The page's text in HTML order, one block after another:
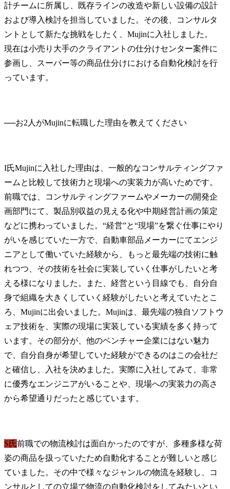
計チームに所属し、既存ラインの改造や新しい設備の設計
および導入検討を担当していました。その後、コンサルタ
ントとして新たな挑戦をしたく、Mujinに入社しました。
現在は小売り大手のクライアントの仕分けセンター案件に
参画し、スーパー等の商品仕分けにおける自動化検討を行
っています。
──
I氏Mujinに入社した理由は、一般的なコンサルティングファ
ームと比較して技術力と現場への実装力が高いためです。
前職では、コンサルティングファームやメーカーの開発企
画部門にて、製品別収益の見える化や中期経営計画の策定
などに携わっていました。“経営”と“現場”を繋ぐ仕事にやり
がいを感じていた一方で、自動車部品メーカーにてエンジ
ニアとして働いていた経験から、もっと最先端の技術に触
れつつ、その技術を社会に実装していく仕事がしたいと考
える様になりました。また、経営という目線でも、自分自
身で組織を大きくしていく経験がしたいと考えていたとこ
ろ、Mujinに出会いました。Mujinは、最先端の独自ソフトウ
ェア技術を、実際の現場に実装している実績を多く持って
います。その部分が、他のベンチャー企業にはない魅力
で、自分自身が希望していた経験ができるのはこの会社だ
と確信し、入社を決めました。実際に入社してみて、非常
に優秀なエンジニアがいることや、現場への実装力の高さ
から希望通りだったと感じています。
S氏前職での物流検討は面白かったのですが、多種多様な荷
姿の商品を扱っていたため自動化することが難しいと感じ
ていました。その中で様々なジャンルの物流を経験し、コ
ンサルとしての立場で物流の自動化検討をしてみたいとい